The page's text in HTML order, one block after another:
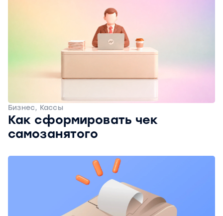
Бизнес, Кассы
Как сформировать чек
самозанятого